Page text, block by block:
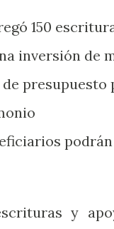
150
inversión de
presupuesto
y